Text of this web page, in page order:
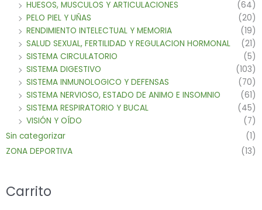
HUESOS, MUSCULOS Y ARTICULACIONES
(64)
PELO PIEL Y UÑAS
(20)
RENDIMIENTO INTELECTUAL Y MEMORIA
(19)
SALUD SEXUAL, FERTILIDAD Y REGULACION HORMONAL
(21)
SISTEMA CIRCULATORIO
(5)
SISTEMA DIGESTIVO
(103)
SISTEMA INMUNOLOGICO Y DEFENSAS
(70)
SISTEMA NERVIOSO, ESTADO DE ANIMO E INSOMNIO
(61)
SISTEMA RESPIRATORIO Y BUCAL
(45)
VISIÓN Y OÍDO
(7)
Sin categorizar
(1)
ZONA DEPORTIVA
(13)
Carrito